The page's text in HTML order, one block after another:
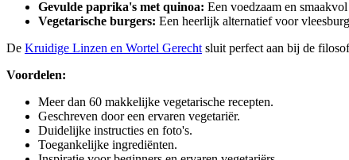
Gevulde paprika's met quinoa: Een voedzaam en
Vegetarische burgers: Een heerlijk alternatief voor
De Kruidige Linzen en Wortel Gerecht sluit perfect aan bij de
Voordelen:
Meer dan 60 makkelijke vegetarische recepten.
Geschreven door een ervaren vegetariër.
Duidelijke instructies en foto's.
Toegankelijke ingrediënten.